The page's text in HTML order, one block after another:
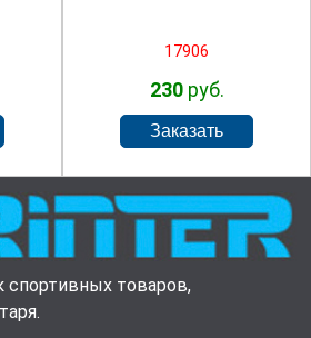
17906
230руб.
товаров,